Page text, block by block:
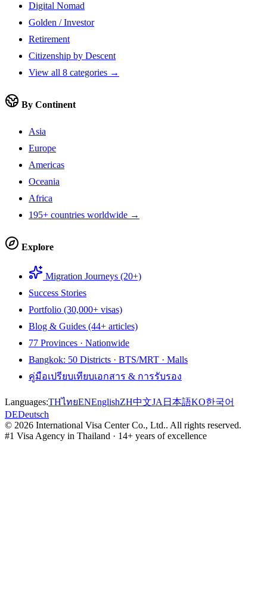
Digital Nomad
Golden / Investor
Retirement
Citizenship by Descent
View all 8 categories →
By Continent
Asia
Europe
Americas
Oceania
Africa
195+ countries worldwide →
Explore
Migration Journeys (20+)
Success Stories
Portfolio (30,000+ visas)
Blog & Guides (44+ articles)
77 Provinces · Nationwide
Bangkok: 50 Districts · BTS/MRT · Malls
คู่มือเปรียบเทียบเอกสาร & การรับรอง
Languages:THไทยENEnglishZH中文JA 日本語KO한국어
DEDeutsch
© 2026 International Visa Center Co., Ltd.. All rights reserved.
#1 Visa Agency in Thailand · 14+ years of excellence